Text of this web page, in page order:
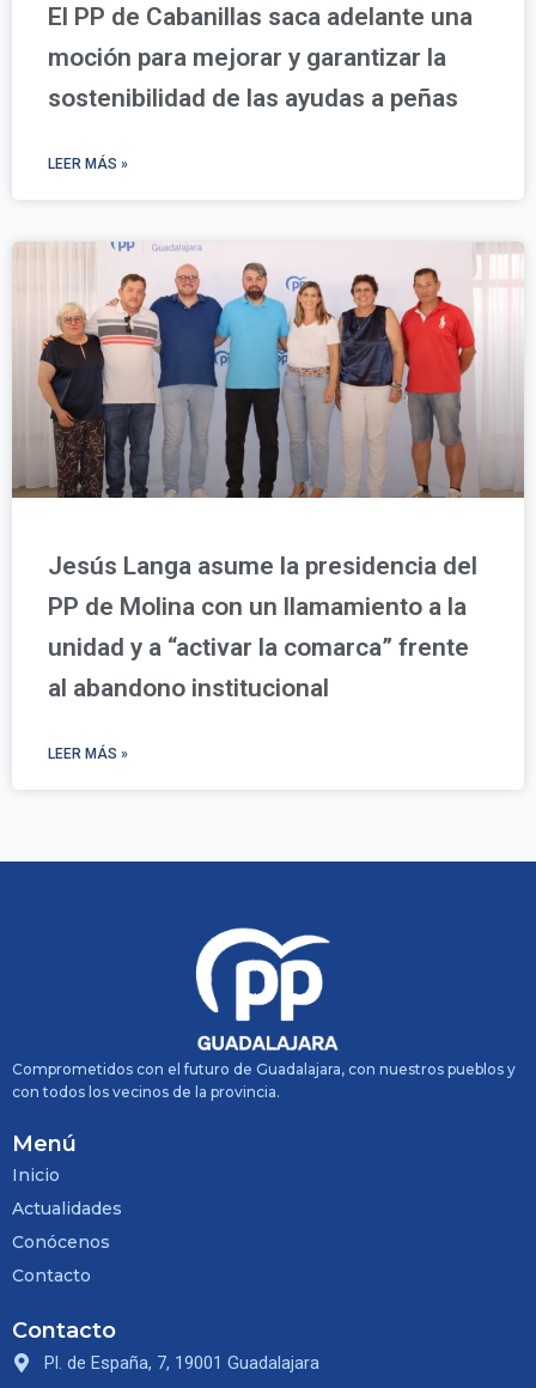
El PP de Cabanillas saca adelante una
moción para mejorar y garantizar la
sostenibilidad de las ayudas a peñas
LEER MÁS »
Jesús Langa asume la presidencia del
PP de Molina con un llamamiento a la
unidad y a “activar la comarca” frente
al abandono institucional
LEER MÁS »
Comprometidos con el futuro de Guadalajara, con nuestros pueblos y
con todos los vecinos de la provincia.
Menú
Inicio
Actualidades
Conócenos
Contacto
Contacto
Pl. de España, 7, 19001 Guadalajara